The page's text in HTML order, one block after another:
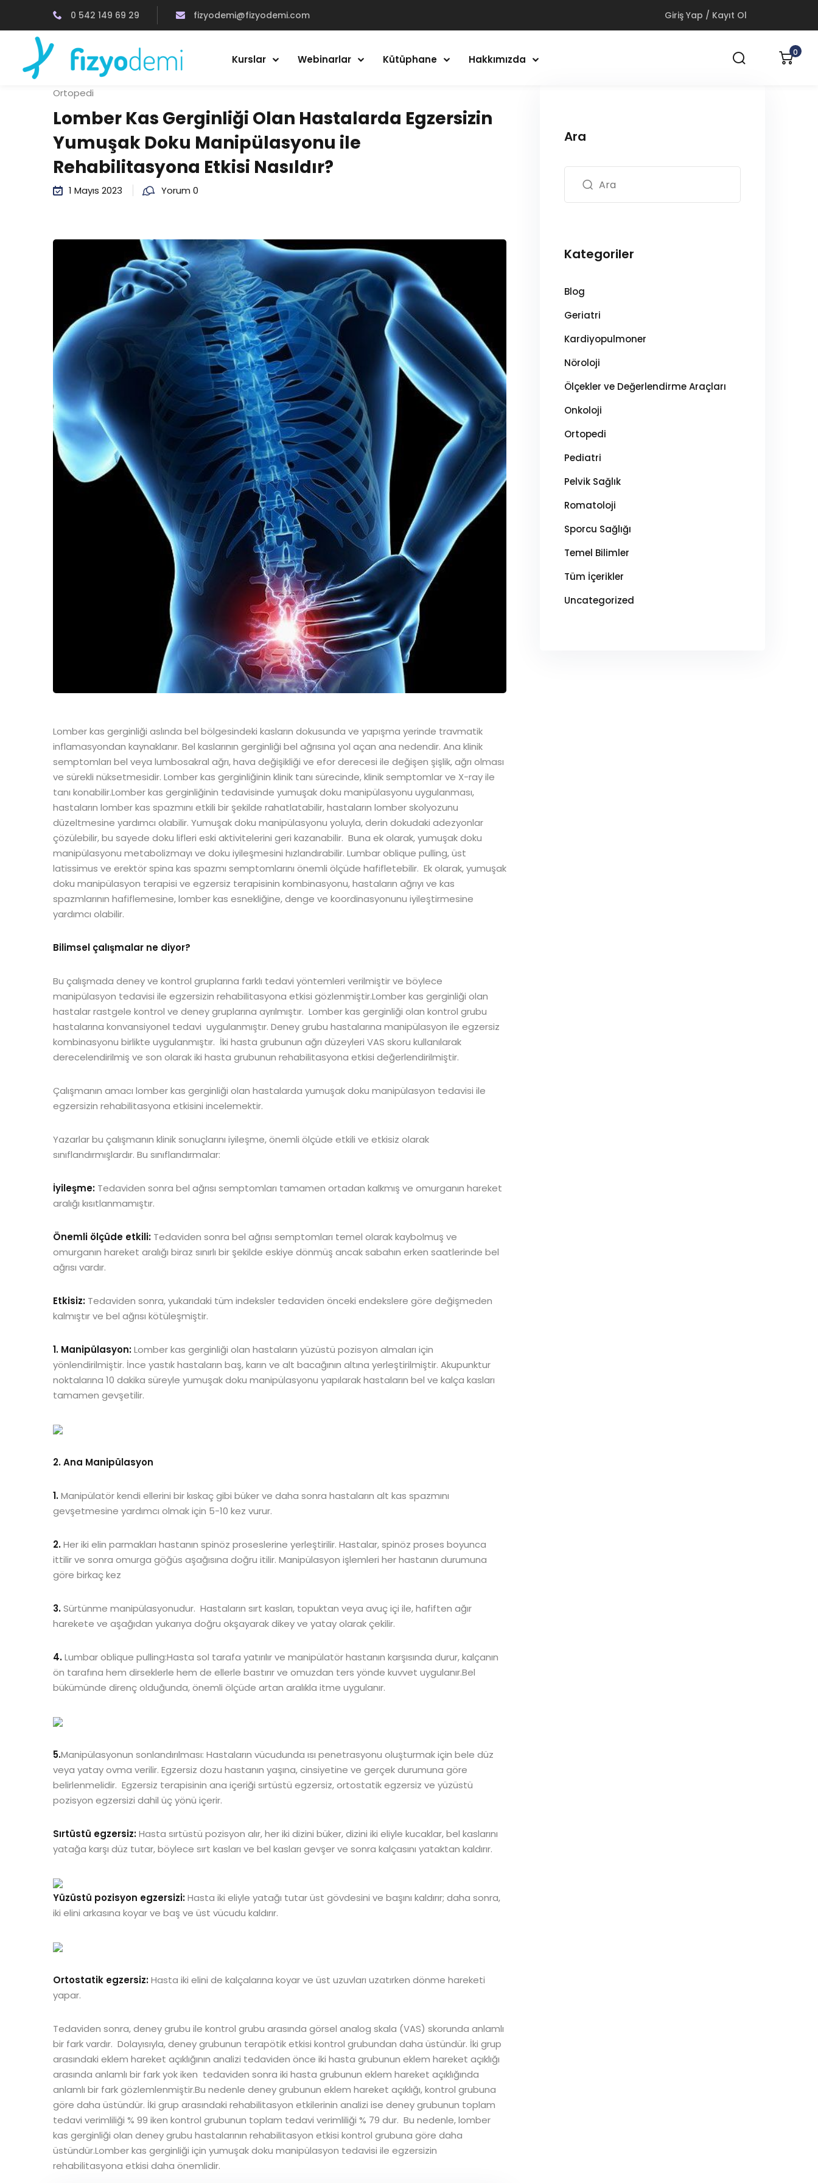
0 542 149 69 29 fizyodemi@fizyodemi.com Giriş Yap / Kayıt Ol
Kurslar Webinarlar Kütüphane Hakkımızda
0
Ortopedi
Lomber Kas Gerginliği Olan Hastalarda Egzersizin
Yumuşak Doku Manipülasyonu ile
Rehabilitasyona Etkisi Nasıldır?
1 Mayıs 2023 Yorum 0
Lomber kas gerginliği aslında bel bölgesindeki kasların dokusunda ve yapışma yerinde travmatik
inflamasyondan kaynaklanır. Bel kaslarının gerginliği bel ağrısına yol açan ana nedendir. Ana klinik
semptomları bel veya lumbosakral ağrı, hava değişikliği ve efor derecesi ile değişen şişlik, ağrı olması
ve sürekli nüksetmesidir. Lomber kas gerginliğinin klinik tanı sürecinde, klinik semptomlar ve X-ray ile
tanı konabilir.Lomber kas gerginliğinin tedavisinde yumuşak doku manipülasyonu uygulanması,
hastaların lomber kas spazmını etkili bir şekilde rahatlatabilir, hastaların lomber skolyozunu
düzeltmesine yardımcı olabilir. Yumuşak doku manipülasyonu yoluyla, derin dokudaki adezyonlar
çözülebilir, bu sayede doku lifleri eski aktivitelerini geri kazanabilir. Buna ek olarak, yumuşak doku
manipülasyonu metabolizmayı ve doku iyileşmesini hızlandırabilir. Lumbar oblique pulling, üst
latissimus ve erektör spina kas spazmı semptomlarını önemli ölçüde hafifletebilir. Ek olarak, yumuşak
doku manipülasyon terapisi ve egzersiz terapisinin kombinasyonu, hastaların ağrıyı ve kas
spazmlarının hafiflemesine, lomber kas esnekliğine, denge ve koordinasyonunu iyileştirmesine
yardımcı olabilir.
Bilimsel çalışmalar ne diyor?
Bu çalışmada deney ve kontrol gruplarına farklı tedavi yöntemleri verilmiştir ve böylece
manipülasyon tedavisi ile egzersizin rehabilitasyona etkisi gözlenmiştir.Lomber kas gerginliği olan
hastalar rastgele kontrol ve deney gruplarına ayrılmıştır. Lomber kas gerginliği olan kontrol grubu
hastalarına konvansiyonel tedavi uygulanmıştır. Deney grubu hastalarına manipülasyon ile egzersiz
kombinasyonu birlikte uygulanmıştır. İki hasta grubunun ağrı düzeyleri VAS skoru kullanılarak
derecelendirilmiş ve son olarak iki hasta grubunun rehabilitasyona etkisi değerlendirilmiştir.
Çalışmanın amacı lomber kas gerginliği olan hastalarda yumuşak doku manipülasyon tedavisi ile
egzersizin rehabilitasyona etkisini incelemektir.
Yazarlar bu çalışmanın klinik sonuçlarını iyileşme, önemli ölçüde etkili ve etkisiz olarak
sınıflandırmışlardır. Bu sınıflandırmalar:
İyileşme: Tedaviden sonra bel ağrısı semptomları tamamen ortadan kalkmış ve omurganın hareket
aralığı kısıtlanmamıştır.
Önemli ölçüde etkili: Tedaviden sonra bel ağrısı semptomları temel olarak kaybolmuş ve
omurganın hareket aralığı biraz sınırlı bir şekilde eskiye dönmüş ancak sabahın erken saatlerinde bel
ağrısı vardır.
Etkisiz: Tedaviden sonra, yukarıdaki tüm indeksler tedaviden önceki endekslere göre değişmeden
kalmıştır ve bel ağrısı kötüleşmiştir.
1. Manipülasyon:Lomber kas gerginliği olan hastaların yüzüstü pozisyon almaları için
yönlendirilmiştir. İnce yastık hastaların baş, karın ve alt bacağının altına yerleştirilmiştir. Akupunktur
noktalarına 10 dakika süreyle yumuşak doku manipülasyonu yapılarak hastaların bel ve kalça kasları
tamamen gevşetilir.
2. Ana Manipülasyon
1.Manipülatör kendi ellerini bir kıskaç gibi büker ve daha sonra hastaların alt kas spazmını
gevşetmesine yardımcı olmak için 5-10 kez vurur.
2.Her iki elin parmakları hastanın spinöz proseslerine yerleştirilir. Hastalar, spinöz proses boyunca
ittilir ve sonra omurga göğüs aşağısına doğru itilir. Manipülasyon işlemleri her hastanın durumuna
göre birkaç kez
3.Sürtünme manipülasyonudur. Hastaların sırt kasları, topuktan veya avuç içi ile, hafiften ağır
harekete ve aşağıdan yukarıya doğru okşayarak dikey ve yatay olarak çekilir.
4.Lumbar oblique pulling:Hasta sol tarafa yatırılır ve manipülatör hastanın karşısında durur, kalçanın
ön tarafına hem dirseklerle hem de ellerle bastırır ve omuzdan ters yönde kuvvet uygulanır.Bel
bükümünde direnç olduğunda, önemli ölçüde artan aralıkla itme uygulanır.
5.Manipülasyonun sonlandırılması: Hastaların vücudunda ısı penetrasyonu oluşturmak için bele düz
veya yatay ovma verilir. Egzersiz dozu hastanın yaşına, cinsiyetine ve gerçek durumuna göre
belirlenmelidir. Egzersiz terapisinin ana içeriği sırtüstü egzersiz, ortostatik egzersiz ve yüzüstü
pozisyon egzersizi dahil üç yönü içerir.
Sırtüstü egzersiz:Hasta sırtüstü pozisyon alır, her iki dizini büker, dizini iki eliyle kucaklar, bel kaslarını
yatağa karşı düz tutar, böylece sırt kasları ve bel kasları gevşer ve sonra kalçasını yataktan kaldırır.
Yüzüstü pozisyon egzersizi:Hasta iki eliyle yatağı tutar üst gövdesini ve başını kaldırır; daha sonra,
iki elini arkasına koyar ve baş ve üst vücudu kaldırır.
Ortostatik egzersiz:Hasta iki elini de kalçalarına koyar ve üst uzuvları uzatırken dönme hareketi
yapar.
Tedaviden sonra, deney grubu ile kontrol grubu arasında görsel analog skala (VAS) skorunda anlamlı
bir fark vardır. Dolayısıyla, deney grubunun terapötik etkisi kontrol grubundan daha üstündür. İki grup
arasındaki eklem hareket açıklığının analizi tedaviden önce iki hasta grubunun eklem hareket açıklığı
arasında anlamlı bir fark yok iken tedaviden sonra iki hasta grubunun eklem hareket açıklığında
anlamlı bir fark gözlemlenmiştir.Bu nedenle deney grubunun eklem hareket açıklığı, kontrol grubuna
göre daha üstündür. İki grup arasındaki rehabilitasyon etkilerinin analizi ise deney grubunun toplam
tedavi verimliliği % 99 iken kontrol grubunun toplam tedavi verimliliği % 79 dur. Bu nedenle, lomber
kas gerginliği olan deney grubu hastalarının rehabilitasyon etkisi kontrol grubuna göre daha
üstündür.Lomber kas gerginliği için yumuşak doku manipülasyon tedavisi ile egzersizin
rehabilitasyona etkisi daha önemlidir.
Ara
Kategoriler
Blog
Geriatri
Kardiyopulmoner
Nöroloji
Ölçekler ve Değerlendirme Araçları
Onkoloji
Ortopedi
Pediatri
Pelvik Sağlık
Romatoloji
Sporcu Sağlığı
Temel Bilimler
Tüm İçerikler
Uncategorized
Beni hatırla Şifremi unuttum